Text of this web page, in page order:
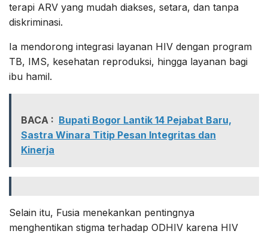
terapi ARV yang mudah diakses, setara, dan tanpa
diskriminasi.
Ia mendorong integrasi layanan HIV dengan program
TB, IMS, kesehatan reproduksi, hingga layanan bagi
ibu hamil.
BACA : Bupati Bogor Lantik 14 Pejabat Baru,
Sastra Winara Titip Pesan Integritas dan
Kinerja
Selain itu, Fusia menekankan pentingnya
menghentikan stigma terhadap ODHIV karena HIV